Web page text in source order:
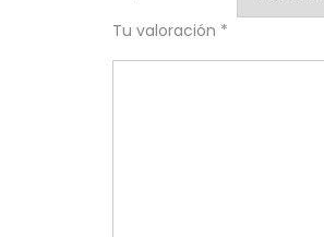
Tu valoración *